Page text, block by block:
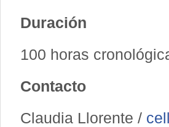
Duración
100 horas
Contacto
Claudia Llorente /